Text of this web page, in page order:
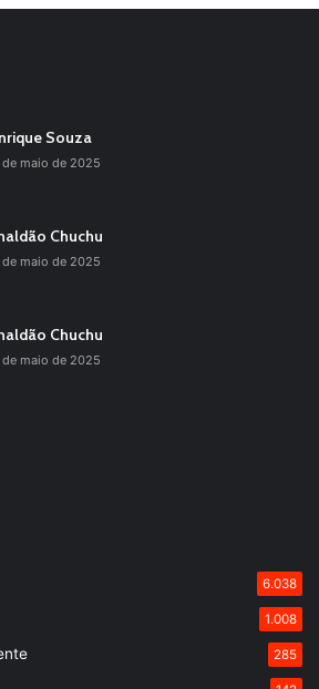
Souza
maio de 2025
Chuchu
maio de 2025
Chuchu
maio de 2025
6.038
1.008
285